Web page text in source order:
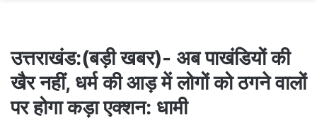
उत्तराखंड:(बड़ी खबर)- अब पाखंडियों की
खैर नहीं, धर्म की आड़ में लोगों को ठगने वालों
पर होगा कड़ा एक्शन: धामी